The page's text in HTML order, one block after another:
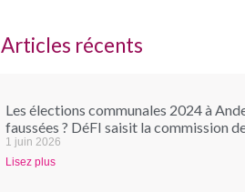
Articles récents
Les élections communales 2024 à
faussées ? DéFI saisit la commission
1 juin 2026
Lisez plus